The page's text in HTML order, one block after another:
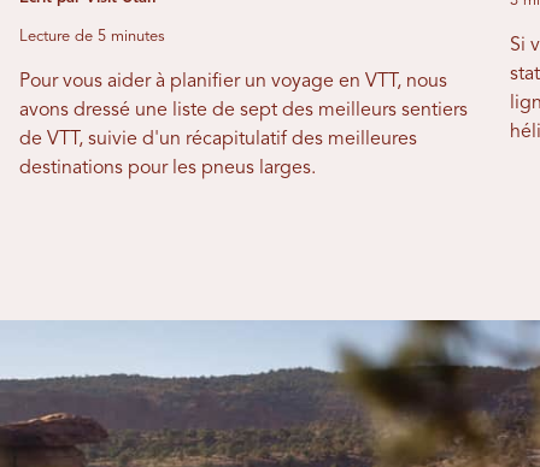
Lecture de 5 minutes
Pour vous aider à planifier un voyage en VTT, nous
avons dressé une liste de sept des meilleurs sentiers
de VTT, suivie d'un récapitulatif des meilleures
destinations pour les pneus larges.
Si